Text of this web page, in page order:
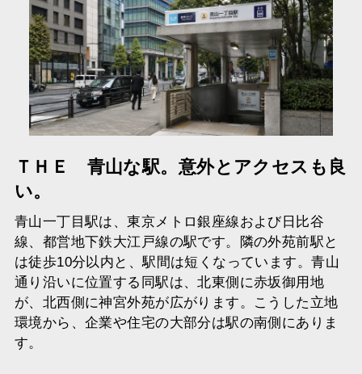
ＴＨＥ 青山な駅。意外とアクセスも良
い。
青山一丁目駅は、東京メトロ銀座線および日比谷
線、都営地下鉄大江戸線の駅です。隣の外苑前駅と
は徒歩10分以内と、駅間は短くなっています。青山
通り沿いに位置する同駅は、北東側に赤坂御用地
が、北西側に神宮外苑が広がります。こうした立地
環境から、企業や住宅の大部分は駅の南側にありま
す。